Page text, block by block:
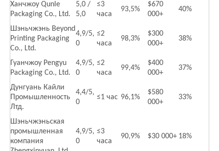
Ханчжоу Qunle
Packaging Co., Ltd.
5,0 /
5,0
≤3
часа
93,5%
$670
000+
40%
Шэньчжэнь Beyond
Printing Packaging
Co., Ltd.
4,9/5,
0
≤2
часа
98,3%
$300
000+
38%
Гуанчжоу Pengyu
Packaging Co., Ltd.
4,9/5,
0
≤2
часа
99,4%
$400
000+
37%
Дунгуань Кайли
Промышленность
Лтд.
4,4/5,
0
≤1 час 96,1%
$580
000+
33%
Шэньчжэньская
промышленная
компания
4,9/5,
0
≤3
часа
90,9% $30 000+ 18%